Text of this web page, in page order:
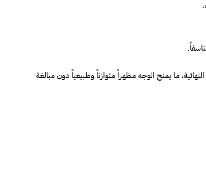
ما يمنح الوجه مظهراً متوازناً وطبيعياً دون مبالغة